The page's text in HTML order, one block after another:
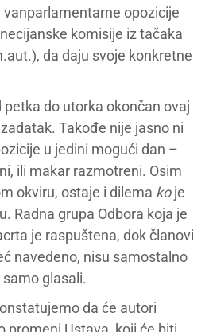
opozicije
komisije iz tačaka
da daju svoje konkretne
do utorka okončan ovaj
Takođe nije jasno ni
u jedini mogući dan –
ili makar razmotreni. Osim
okviru, ostaje i dilema koje
Radna grupa Odbora koja je
je raspuštena, dok članovi
navedeno, nisu samostalno
glasali.
da će autori